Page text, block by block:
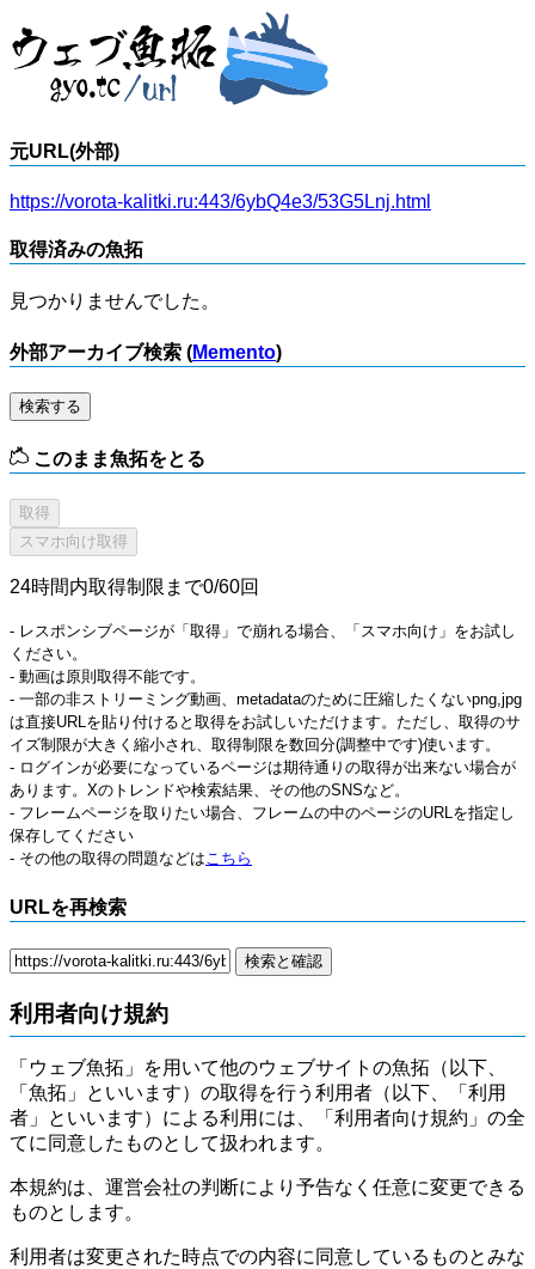
元URL(外部)
https://vorota-kalitki.ru:443/6ybQ4e3/53G5Lnj.html
取得済みの魚拓
見つかりませんでした。
外部アーカイブ検索 (Memento)
検索する
このまま魚拓をとる
24時間内取得制限まで0/60回
- レスポンシブページが「取得」で崩れる場合、「スマホ向け」をお試し
ください。
- 動画は原則取得不能です。
- 一部の非ストリーミング動画、metadataのために圧縮したくないpng,jpg
は直接URLを貼り付けると取得をお試しいただけます。ただし、取得のサ
イズ制限が大きく縮小され、取得制限を数回分(調整中です)使います。
- ログインが必要になっているページは期待通りの取得が出来ない場合が
あります。Xのトレンドや検索結果、その他のSNSなど。
- フレームページを取りたい場合、フレームの中のページのURLを指定し
保存してください
- その他の取得の問題などはこちら
URLを再検索
利用者向け規約
「ウェブ魚拓」を用いて他のウェブサイトの魚拓（以下、
「魚拓」といいます）の取得を行う利用者（以下、「利用
者」といいます）による利用には、「利用者向け規約」の全
てに同意したものとして扱われます。
本規約は、運営会社の判断により予告なく任意に変更できる
ものとします。
利用者は変更された時点での内容に同意しているものとみな